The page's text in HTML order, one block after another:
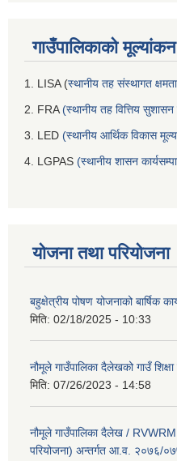
गाउँपालिकाको मूल्यांकन
1. LISA (स्थानीय तह संस्थागत
2. FRA(स्थानीय तह वित्तिय
3. LED (स्थानीय आर्थिक विकास
4. LGPAS (स्थानीय शासन
योजना तथा परियोजना
बहुक्षेत्रीय पोषण योजनाको
मिति: 02/18/2025 - 10:33
नौमूले गाउँपालिका दैलेखको गाउँ
मिति: 07/26/2023 - 14:58
नौमूले गाउँपालिका दैलेख /
परियोजना) अन्तर्गत आ.व. २०७६/०७७